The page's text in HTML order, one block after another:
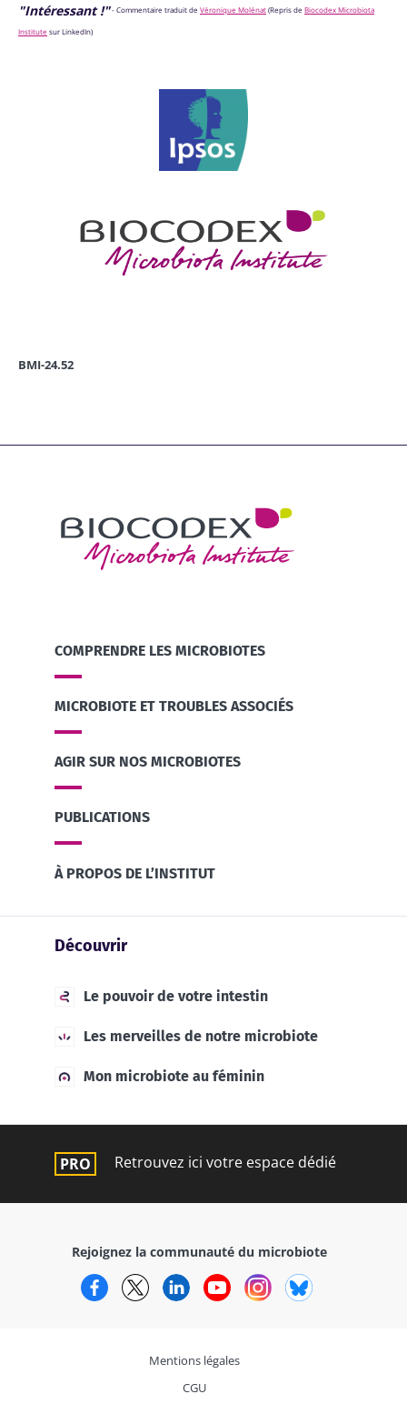
"Intéressant !" - Commentaire traduit de Véronique Molénat (Repris de Biocodex Microbiota
Institute sur LinkedIn)
BMI-24.52
COMPRENDRE LES MICROBIOTES
MICROBIOTE ET TROUBLES ASSOCIÉS
AGIR SUR NOS MICROBIOTES
PUBLICATIONS
À PROPOS DE L’INSTITUT
Découvrir
Le pouvoir de votre intestin
Les merveilles de notre microbiote
Mon microbiote au féminin
Retrouvez ici votre espace dédié
Rejoignez la communauté du microbiote
FacebookTwitterLinkedInYouTubeInstagram
Mentions légales
CGU